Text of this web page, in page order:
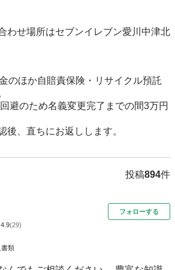
せ場所はセブンイレブン愛川中津北
のほか自賠責保険・リサイクル預託
避のため名義変更完了までの間3万円
後、直ちにお返しします。
投稿894件
4.9(29)
フォローする
書類